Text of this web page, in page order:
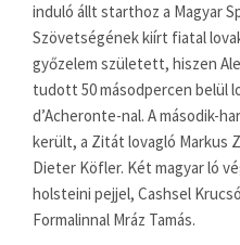
induló állt starthoz a Magyar
Szövetségének kiírt fiatal
győzelem született, hiszen
tudott 50 másodpercen belül
d’Acheronte-nal. A második-
került, a Zitát lovagló Markus
Dieter Köfler. Két magyar ló
holsteini pejjel, Cashsel
Formalinnal Mráz Tamás.